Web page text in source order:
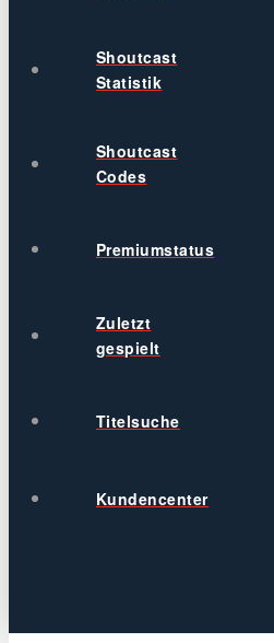
Shoutcast
Statistik
Shoutcast
Codes
Premiumstatus
Zuletzt
gespielt
Titelsuche
Kundencenter